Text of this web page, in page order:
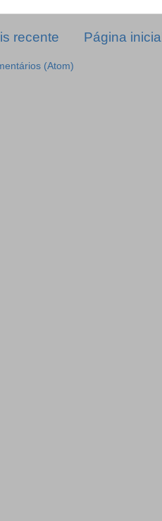
recente Página inicial
(Atom)